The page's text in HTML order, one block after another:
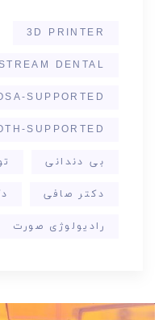
3D PRINTER
DENTAL
SUPPORTED
SUPPORTED
بی دندانی
دکتر صافی
رادیولوژی صورت